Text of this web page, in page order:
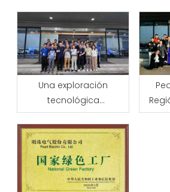
Una exploración
tecnológica
'incondicional': una
delegación del
intercambio
tecnológico de Hong
Kong visita Pearl Electric